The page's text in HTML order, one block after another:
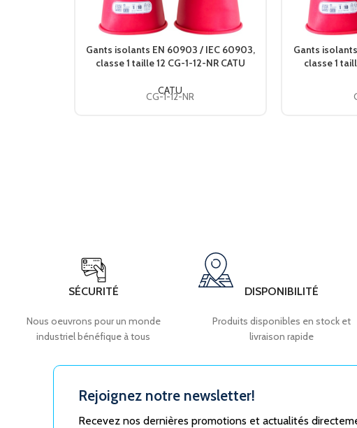
Gants isolants EN 60903 / IEC 60903,
classe 1 taille 12 CG-1-12-NR CATU
CATU
CG-1-12-NR
Gants
classe 1
SÉCURITÉ
Nous oeuvrons pour un monde
industriel bénéfique à tous
DISPONIBILITÉ
Produits disponibles en stock et
livraison rapide
Rejoignez notre newsletter!
Recevez nos dernières promotions et actualités